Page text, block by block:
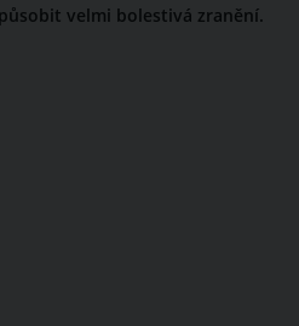
velmi bolestivá zranění.